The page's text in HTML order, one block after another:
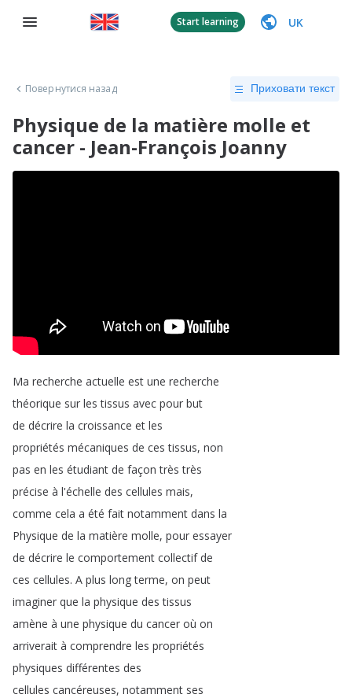
Start learning UK
Повернутися назад Приховати текст
Physique de la matière molle et
cancer - Jean-François Joanny
Ma recherche actuelle est une recherche
théorique sur les tissus avec pour but
de décrire la croissance et les
propriétés mécaniques de ces tissus, non
pas en les étudiant de façon très très
précise à l'échelle des cellules mais,
comme cela a été fait notamment dans la
Physique de la matière molle, pour essayer
de décrire le comportement collectif de
ces cellules. A plus long terme, on peut
imaginer que la physique des tissus
amène à une physique du cancer où on
arriverait à comprendre les propriétés
physiques différentes des
cellules cancéreuses, notamment ses